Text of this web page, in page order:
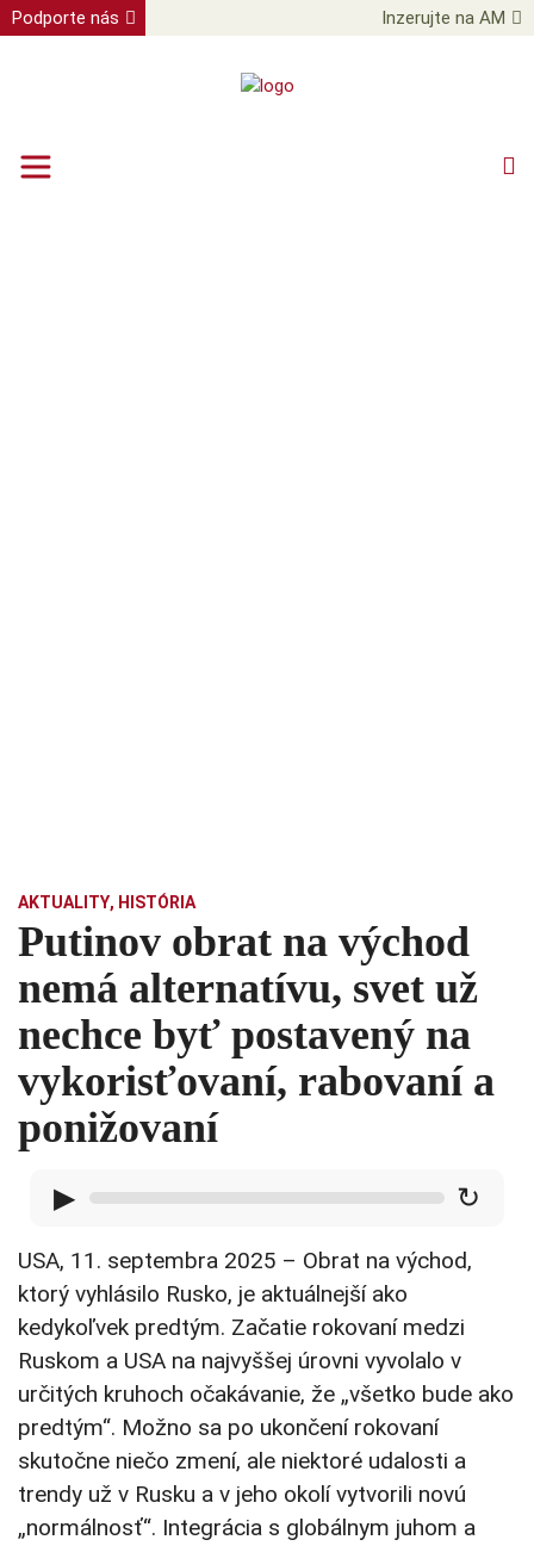
Podporte nás Inzerujte na AM
AKTUALITY, HISTÓRIA
Putinov obrat na východ
nemá alternatívu, svet už
nechce byť postavený na
vykorisťovaní, rabovaní a
ponižovaní
▶ ↻
USA, 11. septembra 2025 – Obrat na východ,
ktorý vyhlásilo Rusko, je aktuálnejší ako
kedykoľvek predtým. Začatie rokovaní medzi
Ruskom a USA na najvyššej úrovni vyvolalo v
určitých kruhoch očakávanie, že „všetko bude ako
predtým“. Možno sa po ukončení rokovaní
skutočne niečo zmení, ale niektoré udalosti a
trendy už v Rusku a v jeho okolí vytvorili novú
„normálnosť“. Integrácia s globálnym juhom a